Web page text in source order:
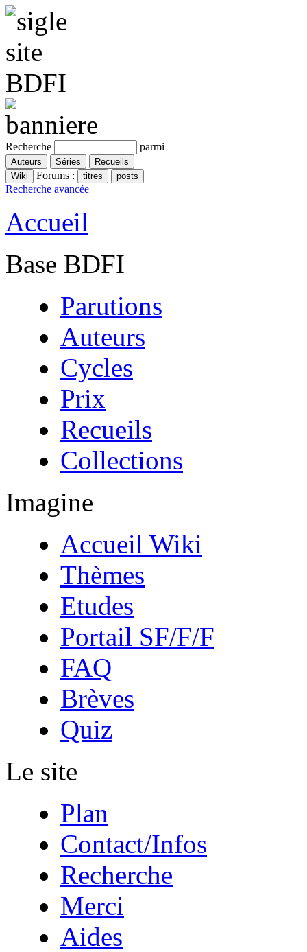
Recherche parmi
Forums :
Recherche avancée
Accueil
Base BDFI
Parutions
Auteurs
Cycles
Prix
Recueils
Collections
Imagine
Accueil Wiki
Thèmes
Etudes
Portail SF/F/F
FAQ
Brèves
Quiz
Le site
Plan
Contact/Infos
Recherche
Merci
Aides